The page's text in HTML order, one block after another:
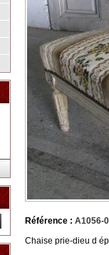
Référence : A1056-
Chaise prie-dieu d